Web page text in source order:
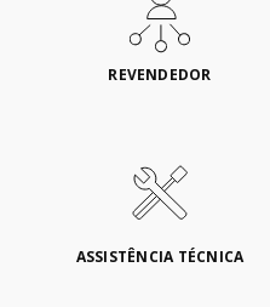
REVENDEDOR
ASSISTÊNCIA TÉCNICA